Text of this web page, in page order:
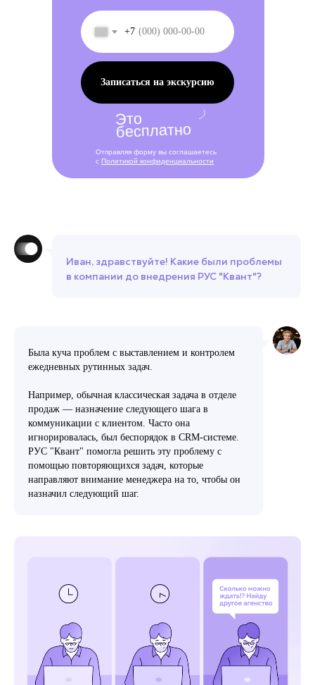
+7
Записаться на экскурсию
Это
бесплатно
Отправляя форму вы соглашаетесь
с Политикой конфиденциальности
Иван, здравствуйте! Какие были проблемы
в компании до внедрения РУС "Квант"?
Была куча проблем с выставлением и контролем
ежедневных рутинных задач.
Например, обычная классическая задача в отделе
продаж — назначение следующего шага в
коммуникации с клиентом. Часто она
игнорировалась, был беспорядок в CRM-системе.
РУС "Квант" помогла решить эту проблему с
помощью повторяющихся задач, которые
направляют внимание менеджера на то, чтобы он
назначил следующий шаг.